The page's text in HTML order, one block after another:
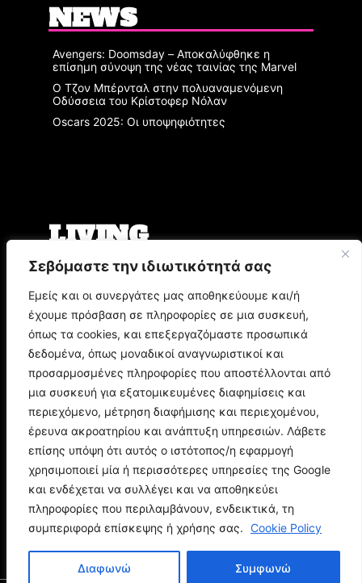
Σεβόμαστε την ιδιωτικότητά σας
Εμείς και οι συνεργάτες μας αποθηκεύουμε και/ή
έχουμε πρόσβαση σε πληροφορίες σε μια συσκευή,
όπως τα cookies, και επεξεργαζόμαστε προσωπικά
δεδομένα, όπως μοναδικοί αναγνωριστικοί και
προσαρμοσμένες πληροφορίες που αποστέλλονται από
μια συσκευή για εξατομικευμένες διαφημίσεις και
περιεχόμενο, μέτρηση διαφήμισης και περιεχομένου,
έρευνα ακροατηρίου και ανάπτυξη υπηρεσιών. Λάβετε
επίσης υπόψη ότι αυτός ο ιστότοπος/η εφαρμογή
χρησιμοποιεί μία ή περισσότερες υπηρεσίες της Google
και ενδέχεται να συλλέγει και να αποθηκεύει
πληροφορίες που περιλαμβάνουν, ενδεικτικά, τη
συμπεριφορά επίσκεψης ή χρήσης σας. Cookie Policy
Διαφωνώ Συμφωνώ
NEWS
Avengers: Doomsday – Αποκαλύφθηκε η
επίσημη σύνοψη της νέας ταινίας της Marvel
Ο Τζον Μπέρνταλ στην πολυαναμενόμενη
Οδύσσεια του Κρίστοφερ Νόλαν
Oscars 2025: Οι υποψηφιότητες
LIVING
Ο Άρης Μπινιάρης σκηνοθετεί τη «Δίκη» του
Παπασπηλιόπουλο
Ο Δημήτρης Μυστακίδης επιστρέφει στον
Σταυρό του Νότου Plus
9.000 τίτλοι βιβλίων σε περιμένουν στο
Παζάρι Βιβλίου της Αθήνας
POP CULTURE
Corto Maltese: Η ιστορία του θρυλικού ήρωα
του Hugo Pratt
Ποιος είναι ο Doctor Doom; Η ιστορία του
μεγαλύτερου εχθρού των Fantastic Four
Spider-Man: Brand New Day - Όλα όσα πρέπει
να θυμηθείτε πριν τη νέα ταινία